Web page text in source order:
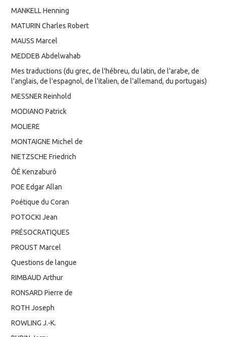
MANKELL Henning
MATURIN Charles Robert
MAUSS Marcel
MEDDEB Abdelwahab
Mes traductions (du grec, de l'hébreu, du latin, de l'arabe, de
l'anglais, de l'espagnol, de l'italien, de l'allemand, du portugais)
MESSNER Reinhold
MODIANO Patrick
MOLIERE
MONTAIGNE Michel de
NIETZSCHE Friedrich
ÔÉ Kenzaburô
POE Edgar Allan
Poétique du Coran
POTOCKI Jean
PRÉSOCRATIQUES
PROUST Marcel
Questions de langue
RIMBAUD Arthur
RONSARD Pierre de
ROTH Joseph
ROWLING J.-K.